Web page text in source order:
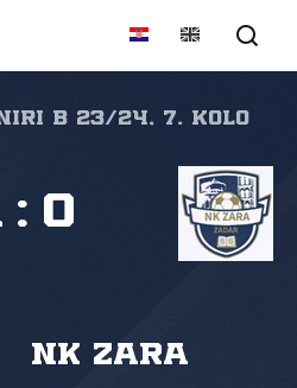
B 23/24, 7. kolo
NK Zara
: 0